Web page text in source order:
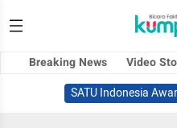
Breaking News Video
SATU Indonesia